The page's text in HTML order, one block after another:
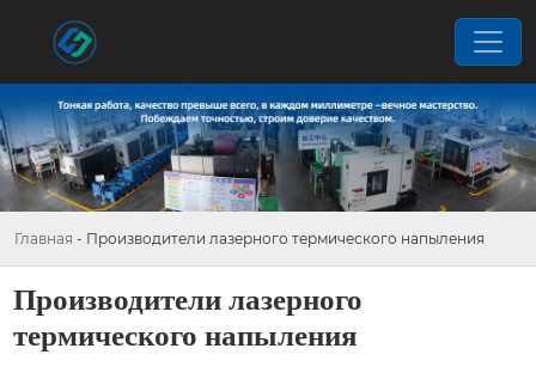
Главная - Производители лазерного термического напыления
Производители лазерного
термического напыления